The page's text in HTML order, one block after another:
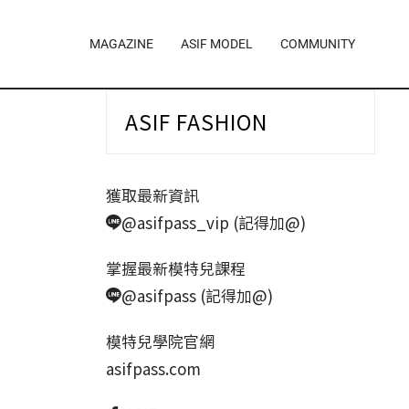
MAGAZINE ASIF MODEL COMMUNITY
ASIF FASHION
獲取最新資訊
@asifpass_vip (記得加@)
掌握最新模特兒課程
@asifpass (記得加@)
模特兒學院官網
asifpass.com